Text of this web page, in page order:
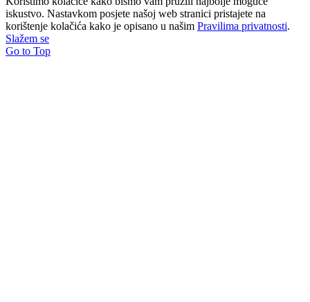
iskustvo. Nastavkom posjete našoj web stranici pristajete na
korištenje kolačića kako je opisano u našim Pravilima privatnosti.
Slažem se
Go to Top